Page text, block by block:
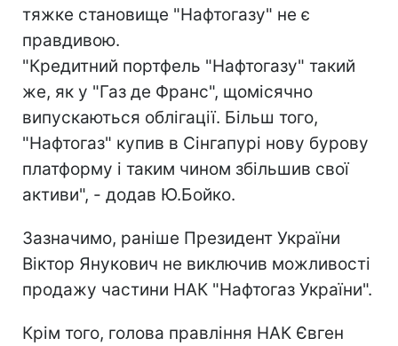
тяжке становище "Нафтогазу" не є
правдивою.
"Кредитний портфель "Нафтогазу" такий
же, як у "Газ де Франс", щомісячно
випускаються облігації. Більш того,
"Нафтогаз" купив в Сінгапурі нову бурову
платформу і таким чином збільшив свої
активи", - додав Ю.Бойко.
Зазначимо, раніше Президент України
Віктор Янукович не виключив можливості
продажу частини НАК "Нафтогаз України".
Крім того, голова правління НАК Євген